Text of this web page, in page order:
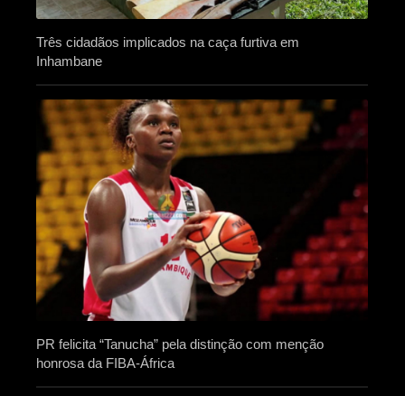
Três cidadãos implicados na caça furtiva em
Inhambane
PR felicita “Tanucha” pela distinção com menção
honrosa da FIBA-África